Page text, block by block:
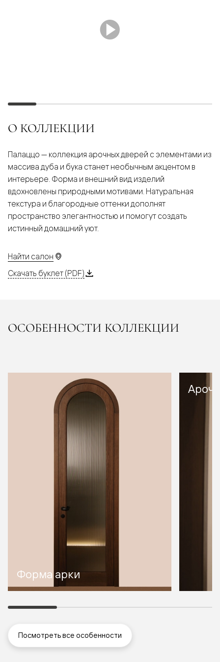
О КОЛЛЕКЦИИ
Палаццо — коллекция арочных дверей с элементами из
массива дуба и бука станет необычным акцентом в
интерьере. Форма и внешний вид изделий
вдохновлены природными мотивами. Натуральная
текстура и благородные оттенки дополнят
пространство элегантностью и помогут создать
истинный домашний уют.
Найти салон
Скачать буклет (PDF)
ОСОБЕННОСТИ КОЛЛЕКЦИИ
Форма арки
Посмотреть все особенности